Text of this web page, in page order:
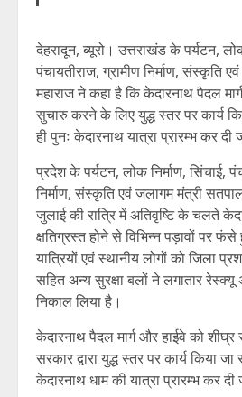
देहरादून, ब्यूरो। उत्तराखंड के पर्यटन,
पंचायतीराज, ग्रामीण निर्माण, संस्कृति
महाराज ने कहा है कि केदारनाथ पैदल
सुचारु करने के लिए युद्ध स्तर पर कार्य
ही पुनः केदारनाथ यात्रा प्रारम्भ कर दी
प्रदेश के पर्यटन, लोक निर्माण, सिंचाई,
निर्माण, संस्कृति एवं जलागम मंत्री
जुलाई की रात्रि में अतिवृष्टि के चलते
क्षतिग्रस्त होने से विभिन्न पड़ावों पर
यात्रियों एवं स्थानीय लोगों को जिला
सहित अन्य सुरक्षा बलों ने लगातार
निकाल लिया है।
केदारनाथ पैदल मार्ग और हाईवे को
सरकार द्वारा युद्ध स्तर पर कार्य किया
केदारनाथ धाम की यात्रा प्रारम्भ कर दी